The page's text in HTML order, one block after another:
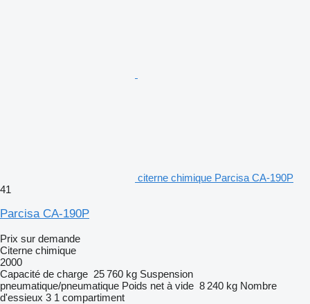
citerne chimique Parcisa CA-190P
41
Parcisa CA-190P
Prix sur demande
Citerne chimique
2000
Capacité de charge 25 760 kg Suspension
pneumatique/pneumatique Poids net à vide 8 240 kg Nombre
d'essieux 3 1 compartiment